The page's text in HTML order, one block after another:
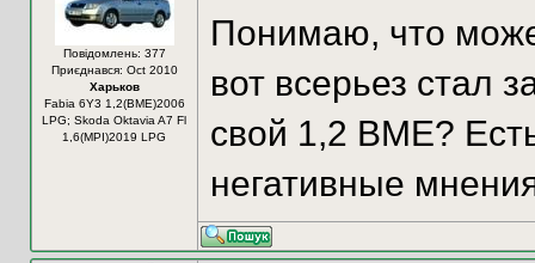
Повідомлень: 377
Приєднався: Oct 2010
Харьков
Fabia 6Y3 1,2(ВМЕ)2006
LPG; Skoda Oktavia A7 Fl
1,6(MPI)2019 LPG
Понимаю, что
вот всерьез стал
свой 1,2 BME?
негативные